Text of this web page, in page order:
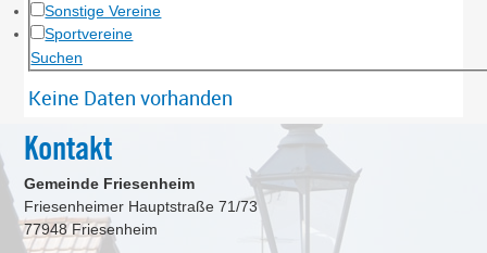
Sonstige Vereine
Sportvereine
Keine Daten vorhanden
Kontakt
Gemeinde Friesenheim
Friesenheimer Hauptstraße 71/73
77948 Friesenheim